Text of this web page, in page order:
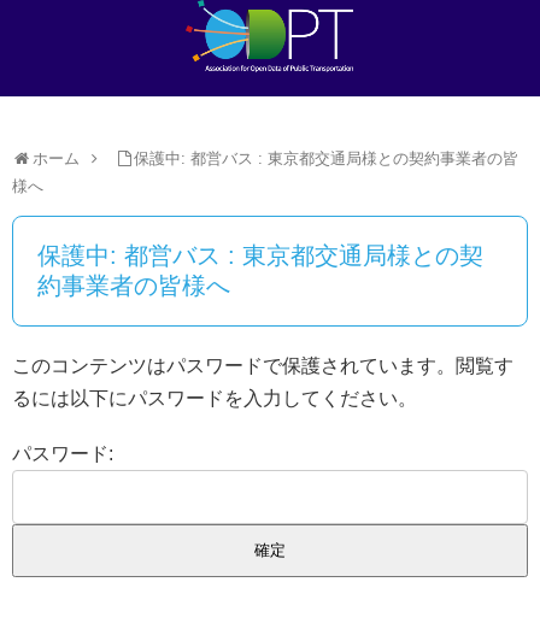
ホーム
保護中: 都営バス : 東京都交通局様との契約事業者の皆
様へ
保護中: 都営バス : 東京都交通局様との契
約事業者の皆様へ
このコンテンツはパスワードで保護されています。閲覧す
るには以下にパスワードを入力してください。
パスワード: